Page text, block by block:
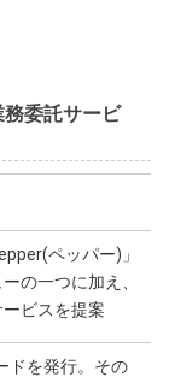
委託サービ
ペッパー)」
の一つに加え、
ビスを提案
ドを発行。その